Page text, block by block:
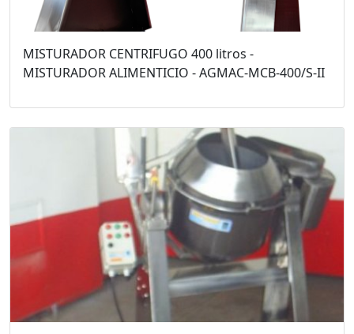
MISTURADOR CENTRIFUGO 400 litros -
MISTURADOR ALIMENTICIO - AGMAC-MCB-400/S-II